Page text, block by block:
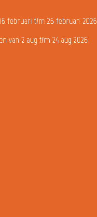
februari t/m 26 februari 2026
van 2 aug t/m 24 aug 2026